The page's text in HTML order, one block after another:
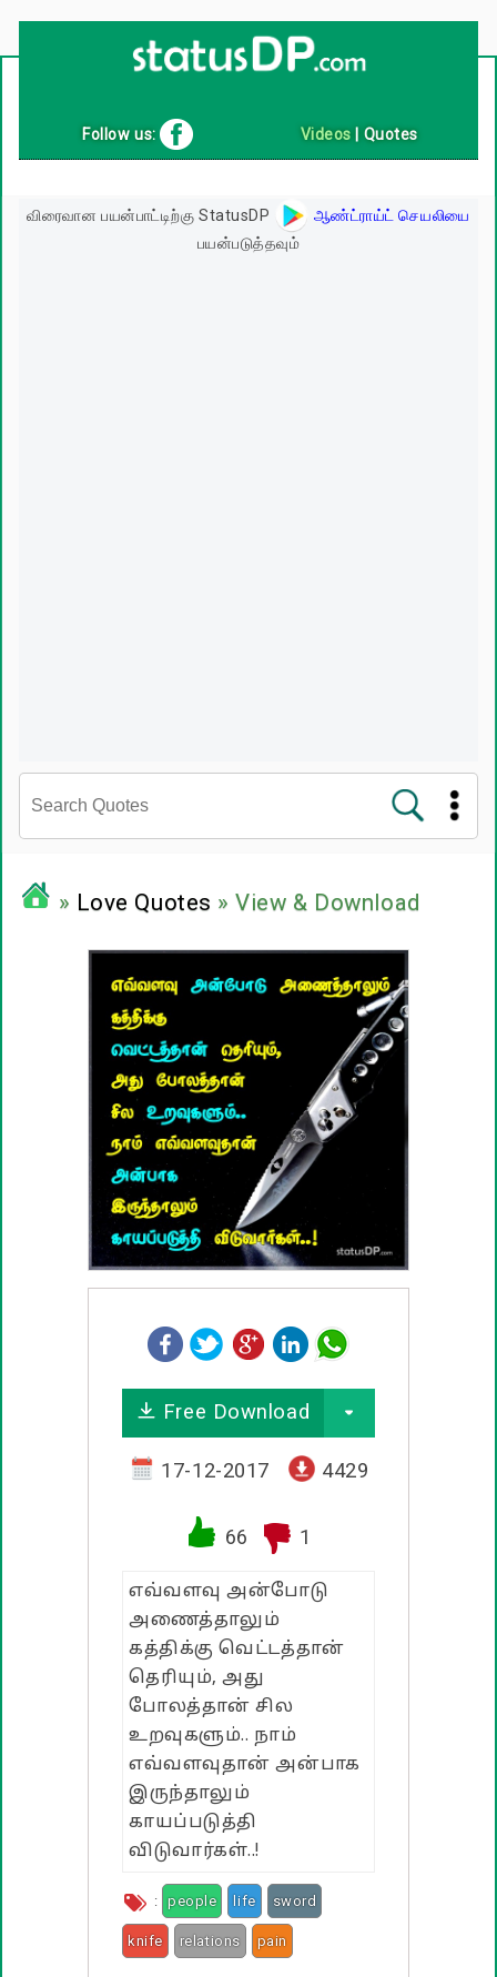
Follow us: Videos Quotes
விரைவான பயன்பாட்டிற்கு StatusDP
ஆண்ட்ராய்ட் செயலியை
பயன்படுத்தவும்
பழமொழிகள்
ஊக்கம் / உத்வேக பொன்மொழிகள்
காதல் பொன்மொழிகள்
மகிழ்ச்சி பொன்மொழிகள்
பொதுவான பொன்மொழிகள்
கடவுள் பொன்மொழிகள்
பண்டிகை வாழ்த்துக்கள்
» Love Quotes » View & Download
Free Download
17-12-2017 4429
66 1
எவ்வளவு அன்போடு
அணைத்தாலும்
கத்திக்கு வெட்டத்தான்
தெரியும், அது
போலத்தான் சில
உறவுகளும்.. நாம்
எவ்வளவுதான் அன்பாக
இருந்தாலும்
காயப்படுத்தி
விடுவார்கள்..!
: people life sword
knife relations pain